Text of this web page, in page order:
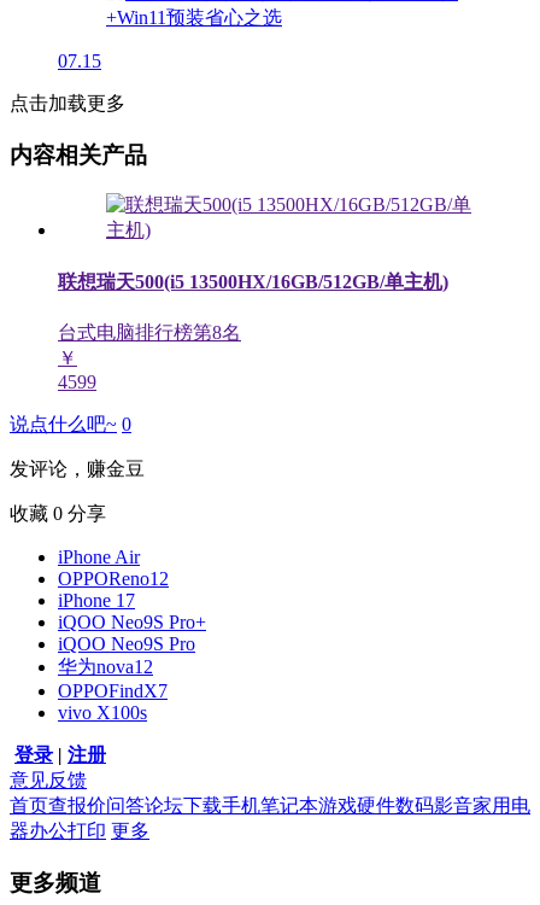
07.15
点击加载更多
内容相关产品
联想瑞天500(i5 13500HX/16GB/512GB/单主机)
台式电脑排行榜第8名
￥
4599
说点什么吧~ 0
发评论，赚金豆
收藏 0 分享
iPhone Air
OPPOReno12
iPhone 17
iQOO Neo9S Pro+
iQOO Neo9S Pro
华为nova12
OPPOFindX7
vivo X100s
登录 | 注册
意见反馈
首页查报价问答论坛下载手机笔记本游戏硬件数码影音家用电
器办公打印 更多
更多频道